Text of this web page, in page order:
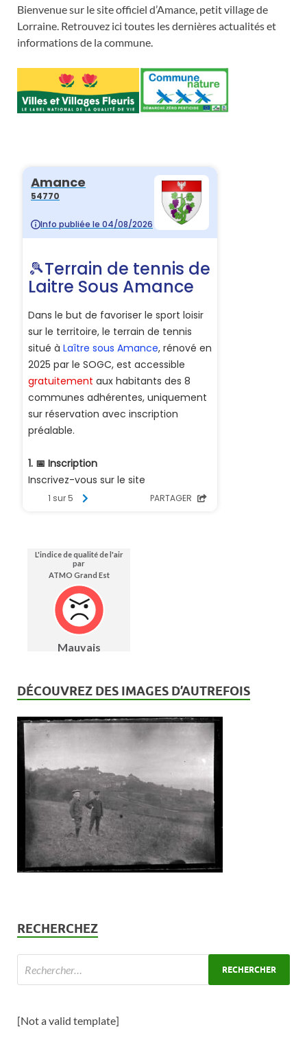
Bienvenue sur le site officiel d’Amance, petit village de
Lorraine. Retrouvez ici toutes les dernières actualités et
informations de la commune.
DÉCOUVREZ DES IMAGES D’AUTREFOIS
RECHERCHEZ
[Not a valid template]